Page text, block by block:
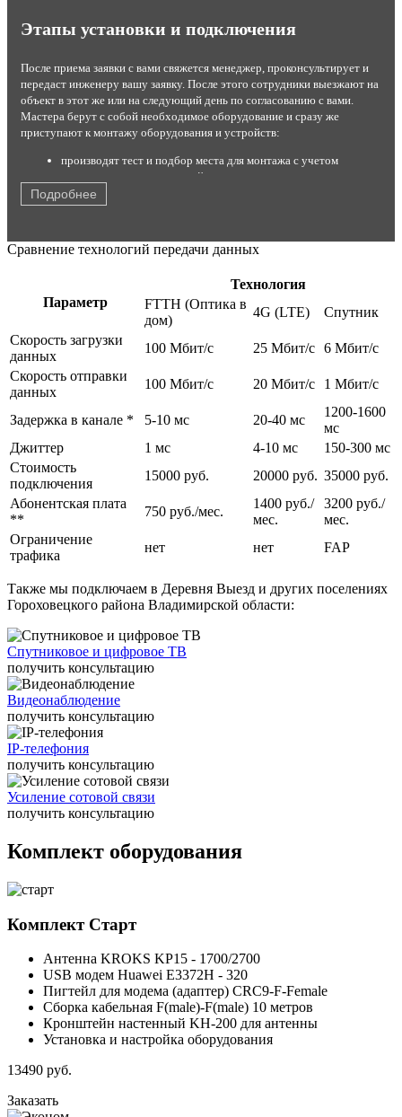
Этапы установки и подключения
После приема заявки с вами свяжется менеджер, проконсультирует и
передаст инженеру вашу заявку. После этого сотрудники выезжают на
объект в этот же или на следующий день по согласованию с вами.
Мастера берут с собой необходимое оборудование и сразу же
приступают к монтажу оборудования и устройств:
производят тест и подбор места для монтажа с учетом
результатов теста и условий эксплуатации;
устанавливают комплект на стену или крышу;
настраивают максимальный прием сигнала от станции;
кодируют канал от постороннего вмешательства;
производят тестирование работы оборудования в
После этого быстрый интернет со стабильным соединением готов к
работе. Для абонентов с разными потребностями мы предлагаем
скорости на выгодных условиях. Вне зависимости от тарифа заказчики
трафику и могут выходить в интернет с любого домашнего
устройства: планшета, смартфона, ноутбука, стационарного
компьютера.
Возможна установка цифрового и спутникового телевидения с
большим количеством цифровых каналов, организация удаленного
видеонаблюдения. Помимо этого live-telecom обеспечивает
круглосуточную поддержку абонентов и оперативно решает
информационные и технические проблемы.
Подробнее
Сравнение технологий передачи данных
Параметр
Технология
FTTH (Оптика в
дом)
4G (LTE)
Спутник
Скорость загрузки
данных
100 Мбит/c 25 Мбит/c 6 Мбит/c
Скорость отправки
данных
100 Мбит/c 20 Мбит/c 1 Мбит/c
Задержка в канале * 5-10 мс 20-40 мс
1200-1600
мс
Джиттер
1 мс 4-10 мс
150-300 мс
Стоимость
подключения
15000 руб. 20000 руб. 35000 руб.
Абонентская плата
**
750 руб./мес.
1400 руб./
мес.
3200 руб./
мес.
Ограничение
трафика
нет нет FAP
Также мы подключаем в Деревня Выезд и других поселениях
Гороховецкого района Владимирской области:
Спутниковое и цифровое ТВ
получить консультацию
Видеонаблюдение
получить консультацию
IP-телефония
получить консультацию
Усиление сотовой связи
получить консультацию
Комплект оборудования
Комплект Старт
Антенна KROKS KP15 - 1700/2700
USB модем Huawei E3372H - 320
Пигтейл для модема (адаптер) CRC9-F-Female
Сборка кабельная F(male)-F(male) 10 метров
Кронштейн настенный KH-200 для антенны
Установка и настройка оборудования
13490 руб.
Заказать